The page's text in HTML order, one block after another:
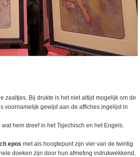
zaaltjes. Bij drukte is het niet altijd mogelijk om de
voornamelijk gewijd aan de affiches ingelijst in
hem dreef in het Tsjechisch en het Engels.
epos met als hoogtepunt zijn vier van de twintig
doeken zijn door hun afmeting indrukwekkend,